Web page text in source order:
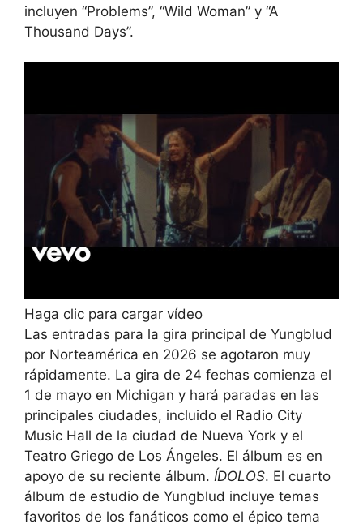
incluyen “Problems”, “Wild Woman” y “A
Thousand Days”.
Haga clic para cargar vídeo
Las entradas para la gira principal de Yungblud
por Norteamérica en 2026 se agotaron muy
rápidamente. La gira de 24 fechas comienza el
1 de mayo en Michigan y hará paradas en las
principales ciudades, incluido el Radio City
Music Hall de la ciudad de Nueva York y el
Teatro Griego de Los Ángeles. El álbum es en
apoyo de su reciente álbum. ÍDOLOS. El cuarto
álbum de estudio de Yungblud incluye temas
favoritos de los fanáticos como el épico tema